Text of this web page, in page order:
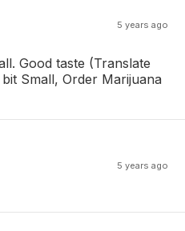
5 years ago
Good taste (Translate
Small, Order Marijuana
5 years ago